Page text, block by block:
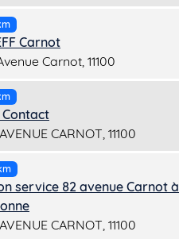
Carnot
Carnot, 11100
CARNOT, 11100
service 82 avenue Carnot à
CARNOT, 11100